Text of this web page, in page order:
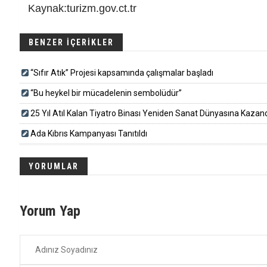
Kaynak:turizm.gov.ct.tr
BENZER İÇERİKLER
“Sıfır Atık” Projesi kapsamında çalışmalar başladı
“Bu heykel bir mücadelenin sembolüdür”
25 Yıl Atıl Kalan Tiyatro Binası Yeniden Sanat Dünyasına
Ada Kıbrıs Kampanyası Tanıtıldı
YORUMLAR
Yorum Yap